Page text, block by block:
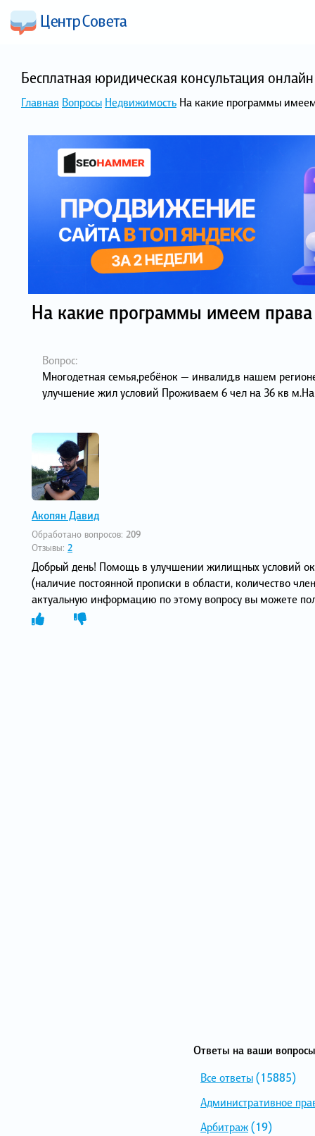
Бесплатная юридическая консультация
Главная Вопросы Недвижимость На какие программы
На какие программы имеем
Вопрос:
Многодетная семья,ребёнок — инвалид,в нашем
улучшение жил условий Проживаем 6 чел на 36 кв
Акопян Давид
Обработано вопросов: 209
Отзывы: 2
Добрый день! Помощь в улучшении жилищных условий
(наличие постоянной прописки в области, количество
актуальную информацию по этому вопросу вы можете
Ответы на ваши
Все ответы(15885)
Административное
Арбитраж(19)